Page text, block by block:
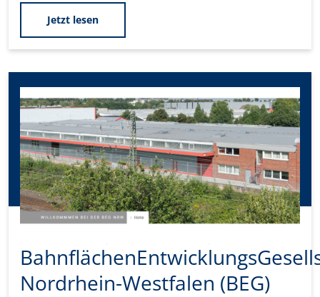
Jetzt lesen
Nordrhein-Westfalen (BEG)